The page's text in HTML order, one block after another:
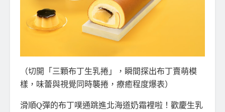
（切開「三顆布丁生乳捲」，瞬間探出布丁賣萌模
樣，味蕾與視覺同時襲捲，療癒程度爆表）
滑順Q彈的布丁噗通跳進北海道奶霜裡啦！歡慶生乳